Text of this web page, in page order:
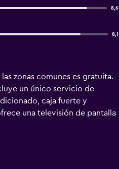
8,6
8,1
zonas comunes es gratuita.
un único servicio de
caja fuerte y
una televisión de pantalla
personal gratuitos y
servicios para las personas